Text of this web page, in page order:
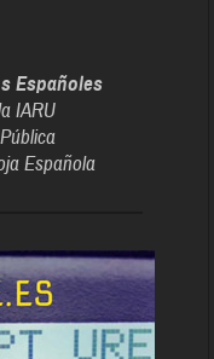
Españoles
IARU
Española